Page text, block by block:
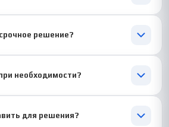
решение?
🚀
необходимости?
долгосрочное сотрудничество!
для решения?